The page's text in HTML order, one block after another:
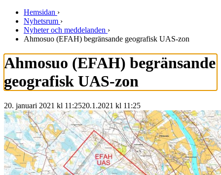
Hemsidan ›
Nyhetsrum ›
Nyheter och meddelanden ›
Ahmosuo (EFAH) begränsande geografisk UAS-zon
Ahmosuo (EFAH) begränsande
geografisk UAS-zon
20. januari 2021 kl 11:2520.1.2021 kl 11:25